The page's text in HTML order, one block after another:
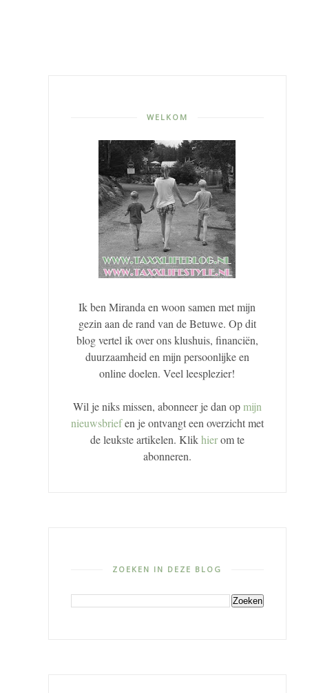
WELKOM
Ik ben Miranda en woon samen met mijn
gezin aan de rand van de Betuwe. Op dit
blog vertel ik over ons klushuis, financiën,
duurzaamheid en mijn persoonlijke en
online doelen. Veel leesplezier!
Wil je niks missen, abonneer je dan opmijn
nieuwsbriefen je ontvangt een overzicht met
de leukste artikelen. Klikhierom te
abonneren.
ZOEKEN IN DEZE BLOG